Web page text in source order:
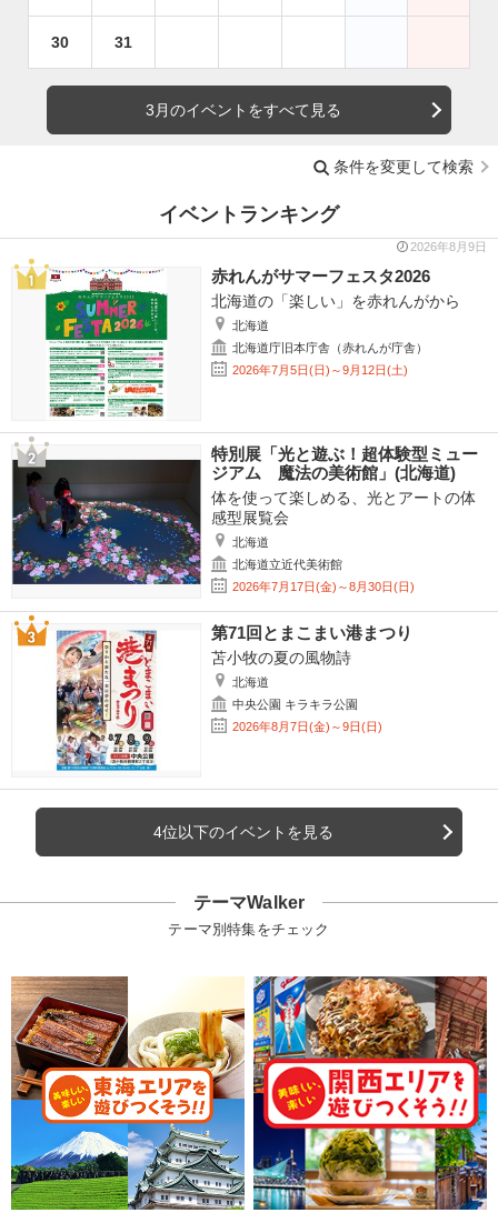
30 31
3月のイベントをすべて見る
条件を変更して検索
イベントランキング
2026年8月9日
赤れんがサマーフェスタ2026
北海道の「楽しい」を赤れんがから
北海道
北海道庁旧本庁舎（赤れんが庁舎）
2026年7月5日(日)～9月12日(土)
特別展「光と遊ぶ！超体験型ミュー
ジアム 魔法の美術館」(北海道)
体を使って楽しめる、光とアートの体
感型展覧会
北海道
北海道立近代美術館
2026年7月17日(金)～8月30日(日)
第71回とまこまい港まつり
苫小牧の夏の風物詩
北海道
中央公園 キラキラ公園
2026年8月7日(金)～9日(日)
4位以下のイベントを見る
テーマWalker
テーマ別特集をチェック